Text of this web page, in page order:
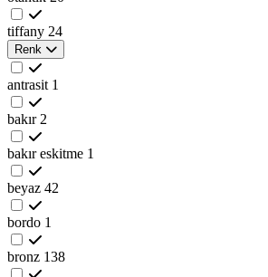
tiffany 24
Renk
antrasit 1
bakır 2
bakır eskitme 1
beyaz 42
bordo 1
bronz 138